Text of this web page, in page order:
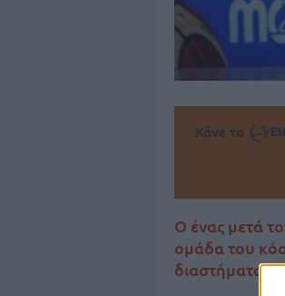
Κάνε το
Ο ένας μετά
ομάδα του
διαστήματα.